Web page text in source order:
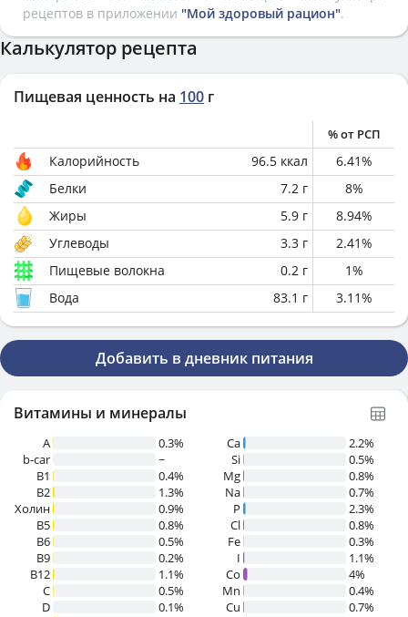
рецептов в приложении "Мой здоровый рацион".
Калькулятор рецепта
Пищевая ценность на 100 г
% от РСП
Калорийность 96.5 ккал 6.41%
Белки
7.2 г 8%
Жиры
5.9 г 8.94%
Углеводы
3.3 г 2.41%
Пищевые волокна
0.2 г 1%
Вода
83.1 г 3.11%
Добавить в дневник питания
Витамины и минералы
A
0.3%
b-car
~
В1
0.4%
B2
1.3%
Холин
0.9%
B5
0.8%
B6
0.5%
B9
0.2%
B12
1.1%
C
0.5%
D
0.1%
Ca
2.2%
Si
0.5%
Mg
0.8%
Na
0.7%
P
2.3%
Cl
0.8%
Fe
0.3%
I
1.1%
Co
4%
Mn
0.4%
Cu
0.7%